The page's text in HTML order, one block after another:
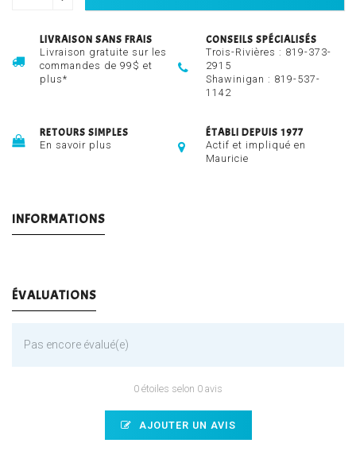
LIVRAISON SANS FRAIS
Livraison gratuite sur les
commandes de 99$ et
plus*
CONSEILS SPÉCIALISÉS
Trois-Rivières : 819-373-
2915
Shawinigan : 819-537-
1142
RETOURS SIMPLES
En savoir plus
ÉTABLI DEPUIS 1977
Actif et impliqué en
Mauricie
INFORMATIONS
ÉVALUATIONS
Pas encore évalué(e)
0 étoiles selon 0 avis
AJOUTER UN AVIS